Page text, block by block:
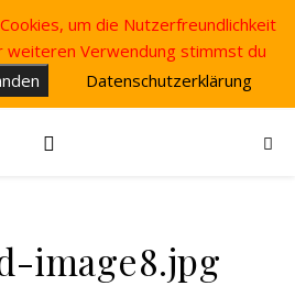
image8.jpg
um die Nutzerfreundlichkeit
weiteren Verwendung stimmst du
Datenschutzerklärung